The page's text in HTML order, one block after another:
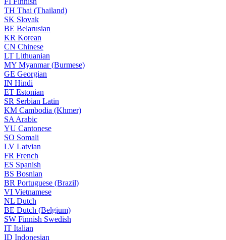
TH Thai (Thailand)
SK Slovak
BE Belarusian
KR Korean
CN Chinese
LT Lithuanian
MY Myanmar (Burmese)
GE Georgian
IN Hindi
ET Estonian
SR Serbian Latin
KM Cambodia (Khmer)
SA Arabic
YU Cantonese
SO Somali
LV Latvian
FR French
ES Spanish
BS Bosnian
BR Portuguese (Brazil)
VI Vietnamese
NL Dutch
BE Dutch (Belgium)
SW Finnish Swedish
IT Italian
ID Indonesian